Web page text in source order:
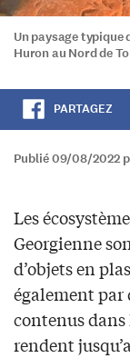
Un paysage typique
Huron au Nord de
PARTAGEZ
Publié 09/08/2022
Les
Georgienne
d’objets en
également par
contenus dans
rendent